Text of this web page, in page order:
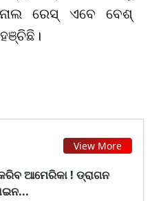
ରେସ୍ ଏବେ ବେଶ୍
View More
ଆମେରିକା ! ଡ୍ରାଗନ